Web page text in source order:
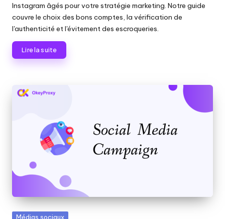
Instagram âgés pour votre stratégie marketing. Notre guide
couvre le choix des bons comptes, la vérification de
l'authenticité et l'évitement des escroqueries.
Lire la suite
Publié
Médias sociaux